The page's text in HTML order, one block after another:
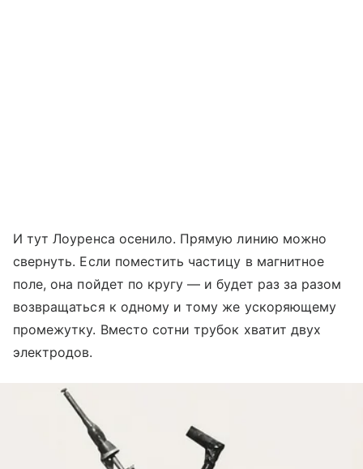
И тут Лоуренса осенило. Прямую линию можно
свернуть. Если поместить частицу в магнитное
поле, она пойдет по кругу — и будет раз за разом
возвращаться к одному и тому же ускоряющему
промежутку. Вместо сотни трубок хватит двух
электродов.